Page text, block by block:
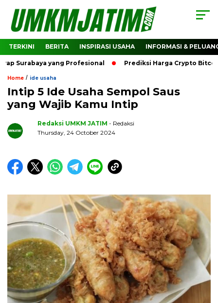
TERKINI BERITA INSPIRASI USAHA INFORMASI &
yang Profesional Prediksi Harga Crypto Bitcoin:
Home / ide usaha
Intip 5 Ide Usaha Sempol Saus
yang Wajib Kamu Intip
Redaksi UMKM JATIM - Redaksi
Thursday, 24 October 2024